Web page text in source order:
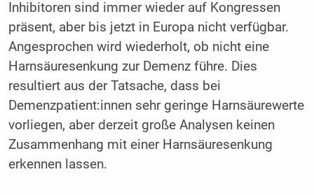
Inhibitoren sind immer wieder auf Kongressen
präsent, aber bis jetzt in Europa nicht verfügbar.
Angesprochen wird wiederholt, ob nicht eine
Harnsäuresenkung zur Demenz führe. Dies
resultiert aus der Tatsache, dass bei
Demenzpatient:innen sehr geringe Harnsäurewerte
vorliegen, aber derzeit große Analysen keinen
Zusammenhang mit einer Harnsäuresenkung
erkennen lassen.